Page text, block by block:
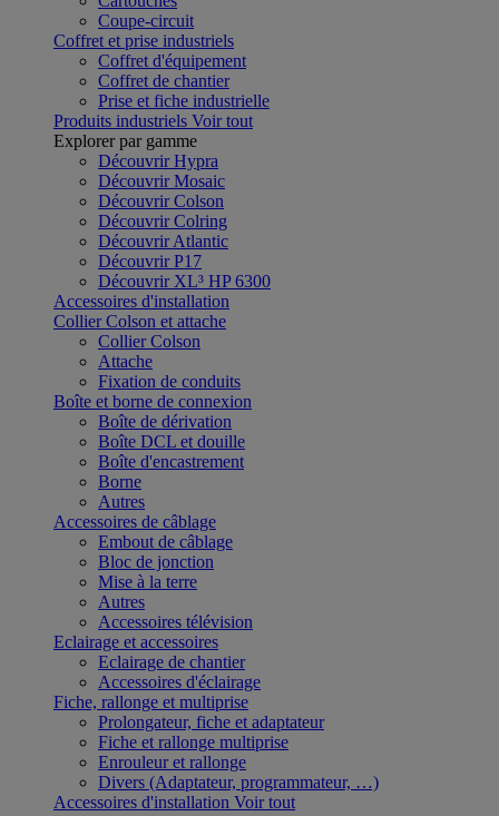
Coupe-circuit
Coffret et prise industriels
Coffret d'équipement
Coffret de chantier
Prise et fiche industrielle
Produits industriels Voir tout
Explorer par gamme
Découvrir Hypra
Découvrir Mosaic
Découvrir Colson
Découvrir Colring
Découvrir Atlantic
Découvrir P17
Découvrir XL³ HP 6300
Accessoires d'installation
Collier Colson et attache
Collier Colson
Attache
Fixation de conduits
Boîte et borne de connexion
Boîte de dérivation
Boîte DCL et douille
Boîte d'encastrement
Borne
Autres
Accessoires de câblage
Embout de câblage
Bloc de jonction
Mise à la terre
Autres
Accessoires télévision
Eclairage et accessoires
Eclairage de chantier
Accessoires d'éclairage
Fiche, rallonge et multiprise
Prolongateur, fiche et adaptateur
Fiche et rallonge multiprise
Enrouleur et rallonge
Divers (Adaptateur, programmateur, …)
Accessoires d'installation Voir tout